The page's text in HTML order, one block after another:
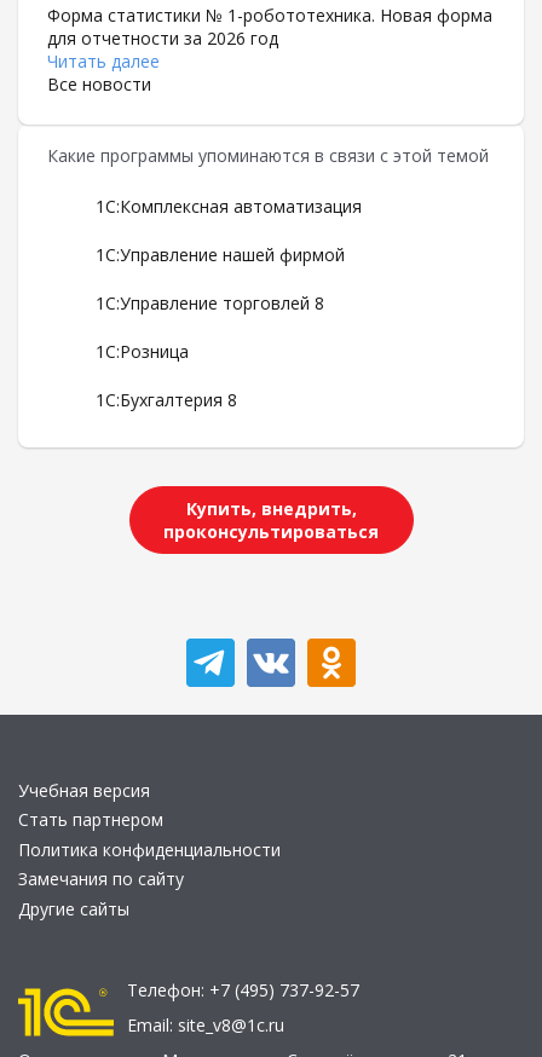
Какие программы упоминаются в связи с этой темой
1С:Комплексная автоматизация
1С:Управление нашей фирмой
1С:Управление торговлей 8
1С:Розница
1С:Бухгалтерия 8
Форма статистики № 1-робототехника. Новая форма
для отчетности за 2026 год
Читать далее
Все новости
Купить, внедрить,
проконсультироваться
Учебная версия
Стать партнером
Политика конфиденциальности
Замечания по сайту
Другие сайты
Телефон: +7 (495) 737-92-57
Email: site_v8@1c.ru